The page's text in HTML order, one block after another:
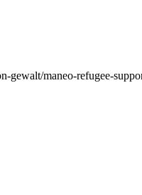
maneo-refugee-